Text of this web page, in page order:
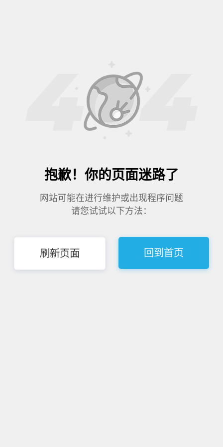
抱歉！你的页面迷路了
网站可能在进行维护或出现程序问题
请您试试以下方法：
刷新页面 回到首页